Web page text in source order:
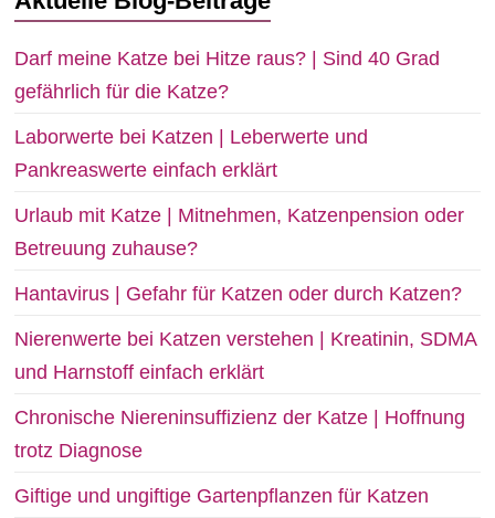
Darf meine Katze bei Hitze raus? | Sind 40 Grad
gefährlich für die Katze?
Laborwerte bei Katzen | Leberwerte und
Pankreaswerte einfach erklärt
Urlaub mit Katze | Mitnehmen, Katzenpension oder
Betreuung zuhause?
Hantavirus | Gefahr für Katzen oder durch Katzen?
Nierenwerte bei Katzen verstehen | Kreatinin, SDMA
und Harnstoff einfach erklärt
Chronische Niereninsuffizienz der Katze | Hoffnung
trotz Diagnose
Giftige und ungiftige Gartenpflanzen für Katzen